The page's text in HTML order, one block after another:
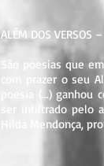
ALÉM DOS
São poesias que
com prazer o seu
poesia (...)
ser infiltrado pelo
Hilda Mendonça,